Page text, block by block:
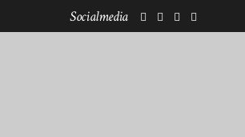
Socialmedia